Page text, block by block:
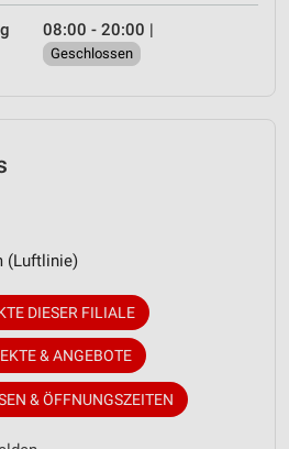
08:00 - 20:00 |
Geschlossen
(Luftlinie)
DIESER FILIALE
& ANGEBOTE
& ÖFFNUNGSZEITEN